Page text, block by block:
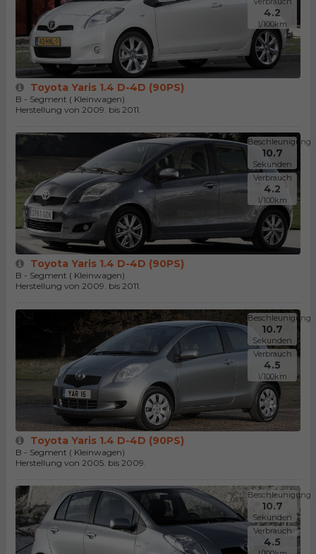
4.2
l/100km
Toyota Yaris 1.4 D-4D (90PS)
B - Segment ( Kleinwagen)
Herstellung von 2009. bis 2011.
Beschleunigung
10.7
Sekunden
Verbrauch
4.2
l/100km
Toyota Yaris 1.4 D-4D (90PS)
B - Segment ( Kleinwagen)
Herstellung von 2009. bis 2011.
Beschleunigung
10.7
Sekunden
Verbrauch
4.5
l/100km
Toyota Yaris 1.4 D-4D (90PS)
B - Segment ( Kleinwagen)
Herstellung von 2005. bis 2009.
Beschleunigung
10.7
Sekunden
Verbrauch
4.5